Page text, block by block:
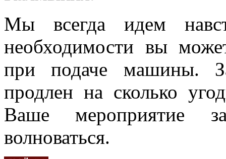
Мы всегда идем
необходимости вы
при подаче машины.
продлен на сколько
Ваше мероприятие
волноваться.